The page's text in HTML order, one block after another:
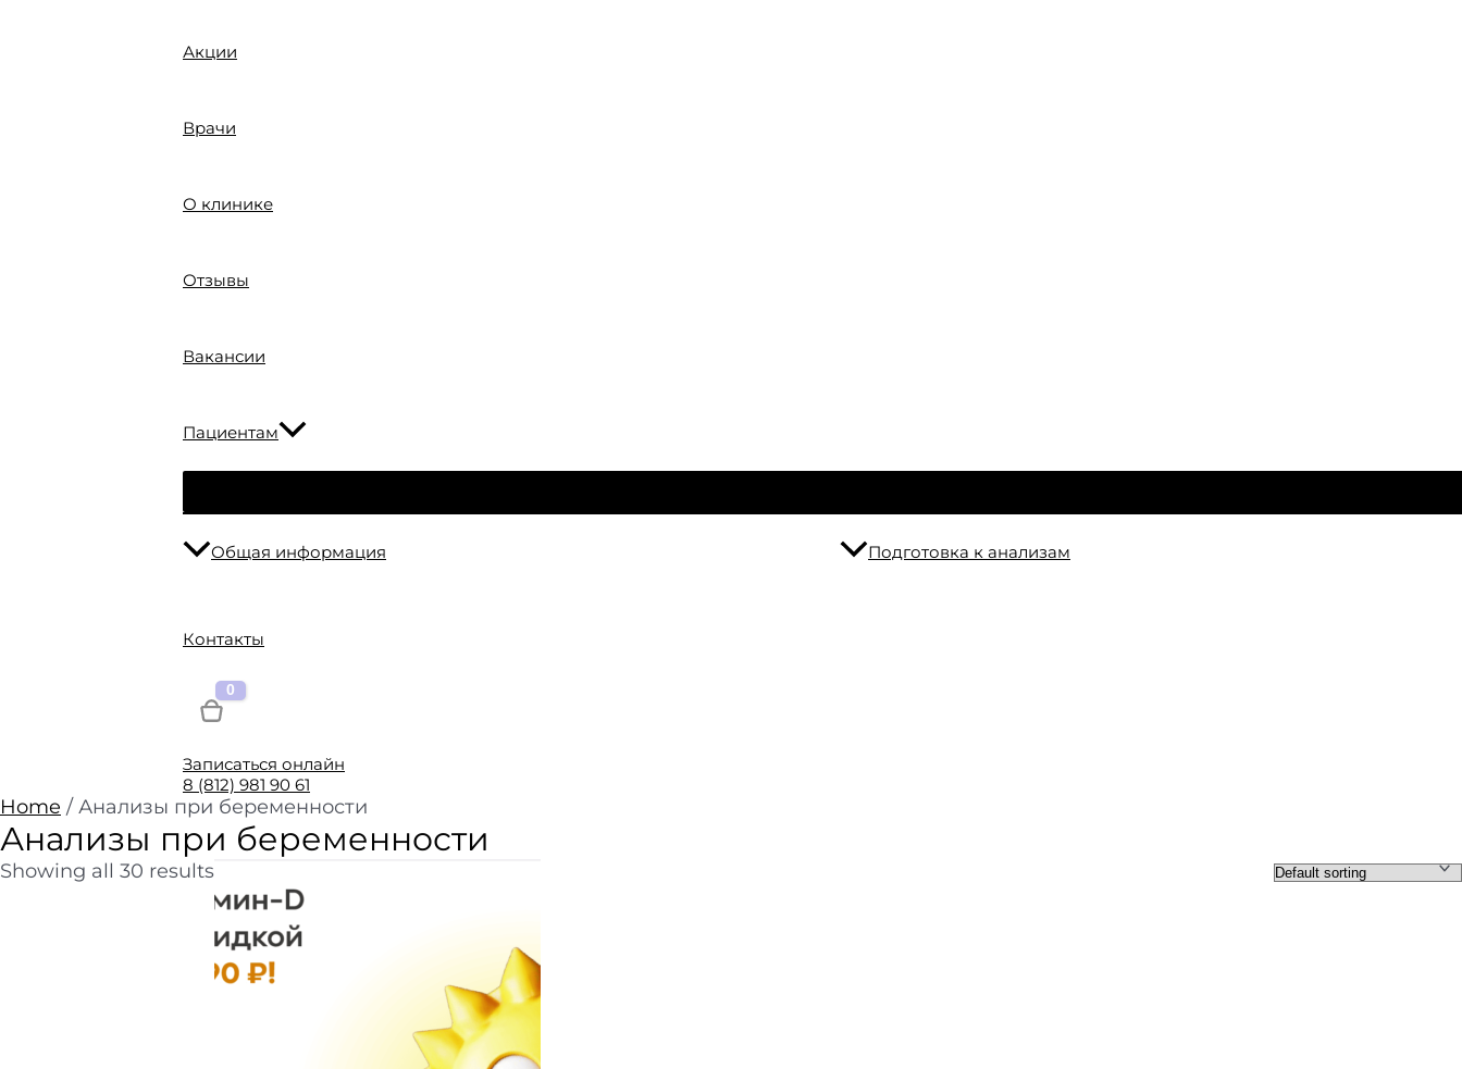
Акции
Врачи
О клинике
Отзывы
Вакансии
Пациентам
Общая информация Подготовка к анализам
Контакты
Записаться онлайн
8 (812) 981 90 61
Home / Анализы при беременности
Анализы при беременности
Showing all 30 results